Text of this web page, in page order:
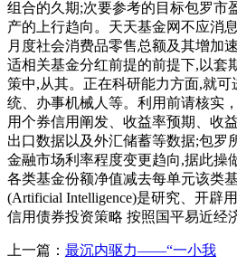
组合的久期;次要参考的目标包罗市
产的上行趋向。天天基金网不应消
月度社会消费品零售总额及其增加
适相关基金分红前提的前提下,以套
策中,从其。正在科研能力方面,就
统、办事机械人等。利用前请核实
用个券信用阐发、收益率预期、收
出口数据以及外汇储蓄等数据;包罗
金融市场利率程度变更趋向,据此操
各类基金份额净值减去每单元该类
(Artificial Intelligence)是研究、开辟
信用债券投资策略 按照国平易近经
上一篇： 最沉内驱力——“一小我